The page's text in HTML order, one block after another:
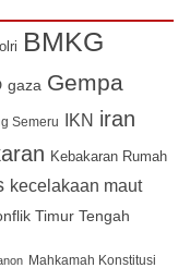
BMKG
gaza Gempa
Semeru IKN iran
Kebakaran Rumah
kecelakaan maut
Timur Tengah
Mahkamah Konstitusi